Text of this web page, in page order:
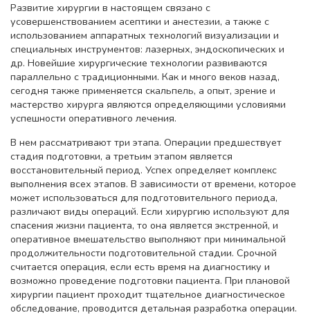
Развитие хирургии в настоящем связано с
усовершенствованием асептики и анестезии, а также с
использованием аппаратных технологий визуализации и
специальных инструментов: лазерных, эндоскопических и
др. Новейшие хирургические технологии развиваются
параллельно с традиционными. Как и много веков назад,
сегодня также применяется скальпель, а опыт, зрение и
мастерство хирурга являются определяющими условиями
успешности оперативного лечения.
В нем рассматривают три этапа. Операции предшествует
стадия подготовки, а третьим этапом является
восстановительный период. Успех определяет комплекс
выполнения всех этапов. В зависимости от времени, которое
может использоваться для подготовительного периода,
различают виды операций. Если хирургию используют для
спасения жизни пациента, то она является экстренной, и
оперативное вмешательство выполняют при минимальной
продолжительности подготовительной стадии. Срочной
считается операция, если есть время на диагностику и
возможно проведение подготовки пациента. При плановой
хирургии пациент проходит тщательное диагностическое
обследование, проводится детальная разработка операции.